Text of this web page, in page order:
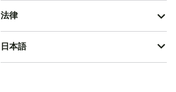
法律
日本語